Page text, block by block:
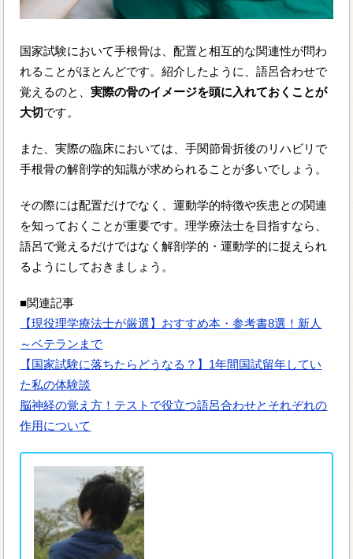
国家試験において手根骨は、配置と相互的な関連性が問わ
れることがほとんどです。紹介したように、語呂合わせで
覚えるのと、実際の骨のイメージを頭に入れておくことが
大切です。
また、実際の臨床においては、手関節骨折後のリハビリで
手根骨の解剖学的知識が求められることが多いでしょう。
その際には配置だけでなく、運動学的特徴や疾患との関連
を知っておくことが重要です。理学療法士を目指すなら、
語呂で覚えるだけではなく解剖学的・運動学的に捉えられ
るようにしておきましょう。
■関連記事
【現役理学療法士が厳選】おすすめ本・参考書8選！新人
～ベテランまで
【国家試験に落ちたらどうなる？】1年間国試留年してい
た私の体験談
脳神経の覚え方！テストで役立つ語呂合わせとそれぞれの
作用について